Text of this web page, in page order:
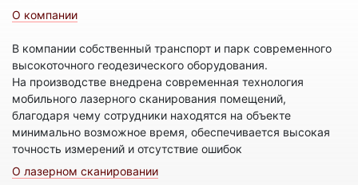
О компании
В компании собственный транспорт и парк современного
высокоточного геодезического оборудования.
На производстве внедрена современная технология
мобильного лазерного сканирования помещений,
благодаря чему сотрудники находятся на объекте
минимально возможное время, обеспечивается высокая
точность измерений и отсутствие ошибок
О лазерном сканировании